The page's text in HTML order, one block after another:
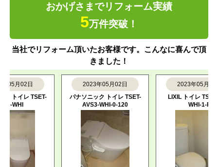
おかげさまでリフォーム実績
5万件突破！
当社でリフォーム頂いたお客様です。こんなに喜んで頂
きました！
02日
イレ TSET-
2023年05月02日
パナソニック トイレ TSET-
AVS3-WHI-0-120
2023年05月02日
LIXIL トイレ TSET-AZ0-
WHI-1-R